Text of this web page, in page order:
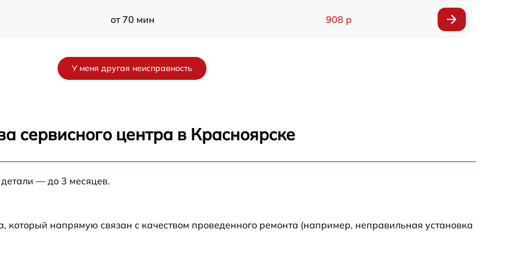
от 70 мин 908 р
У меня другая неисправность
сервисного центра в Красноярске
— до 3 месяцев.
который напрямую связан с качеством проведенного ремонта (например, неправильная установка